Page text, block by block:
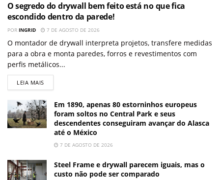
O segredo do drywall bem feito está no que fica
escondido dentro da parede!
POR INGRID 7 DE AGOSTO DE 2026
O montador de drywall interpreta projetos, transfere medidas
para a obra e monta paredes, forros e revestimentos com
perfis metálicos...
LEIA MAIS
Em 1890, apenas 80 estorninhos europeus
foram soltos no Central Park e seus
descendentes conseguiram avançar do Alasca
até o México
7 DE AGOSTO DE 2026
Steel Frame e drywall parecem iguais, mas o
custo não pode ser comparado